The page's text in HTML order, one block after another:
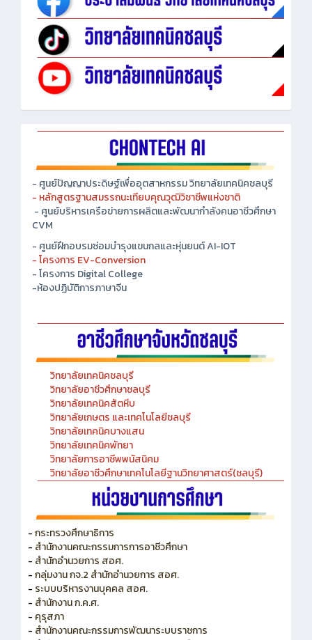
- ศูนย์ปัญญาประดิษฐ์เพื่ออุตสาหกรรม วิทยาลัยเทคนิคชลบุรี
- หลักสูตรฐานสมรรถนะเทียบคุณวุฒิวิชาชีพแห่งชาติ
- ศูนย์บริหารเครือข่ายการผลิตและพัฒนากำลังคนอาชีวศึกษา
CVM
- ศูนย์ฝึกอบรมซ่อมบำรุงแขนกลและหุ่นยนต์ AI-IOT
- โครงการ EV-Conversion
- โครงการ Digital College
วิทยาลัยเทคนิคชลบุรี
วิทยาลัยอาชีวศึกษาชลบุรี
วิทยาลัยเทคนิคสัตหีบ
วิทยาลัยเกษตร และเทคโนโลยีชลบุรี
วิทยาลัยเทคนิคบางแสน
วิทยาลัยเทคนิคพัทยา
วิทยาลัยการอาชีพพนัสนิคม
วิทยาลัยอาชีวศึกษาเทคโนโลยีฐานวิทยาศาสตร์(ชลบุรี)
- กระทรวงศึกษาธิการ
- สำนักงานคณะกรรมการการอาชีวศึกษา
- สำนักอำนวยการ สอศ.
- กลุ่มงาน กจ.2 สำนักอำนวยการ สอศ.
- ระบบบริหารงานบุคคล สอศ.
- สำนักงาน ก.ค.ศ.
- คุรุสภา